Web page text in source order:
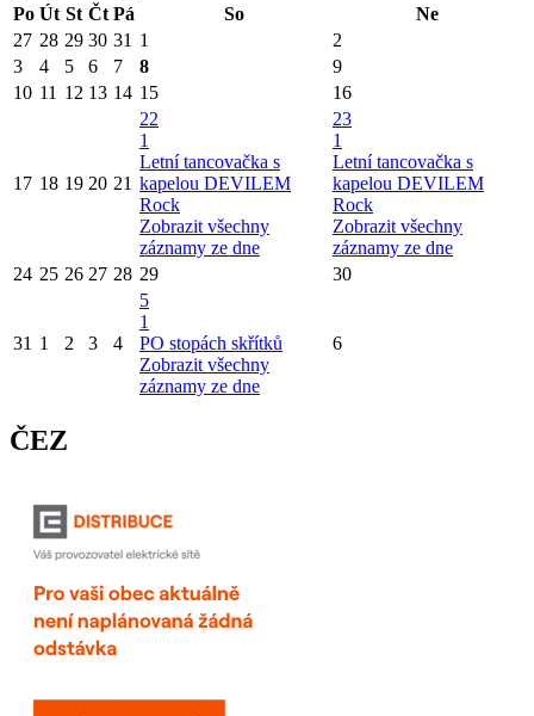
Po Út St Čt Pá So
Ne
27 28 29 30 31 1
2
3
4 5 6 7 8
9
10 11 12 13 14 15 16
17 18 19 20 21
22
1
Letní tancovačka s
kapelou DEVILEM
Rock
Zobrazit všechny
záznamy ze dne
23
1
Letní tancovačka s
kapelou DEVILEM
Rock
Zobrazit všechny
záznamy ze dne
24 25 26 27 28 29 30
31 1 2 3 4
5
1
PO stopách skřítků
Zobrazit všechny
záznamy ze dne
6
ČEZ